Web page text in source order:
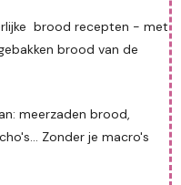
brood recepten - met
brood van de
meerzaden brood,
Zonder je macro's